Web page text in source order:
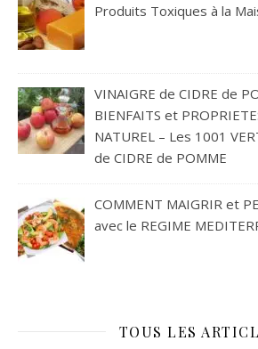
Produits Toxiques à la
VINAIGRE de CIDRE de
BIENFAITS et
NATUREL – Les 1001
de CIDRE de POMME
COMMENT MAIGRIR et
avec le REGIME
TOUS LES